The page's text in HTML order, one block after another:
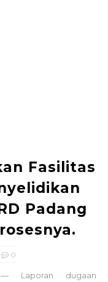
Fasilitas
Padang
0
Laporan dugaan